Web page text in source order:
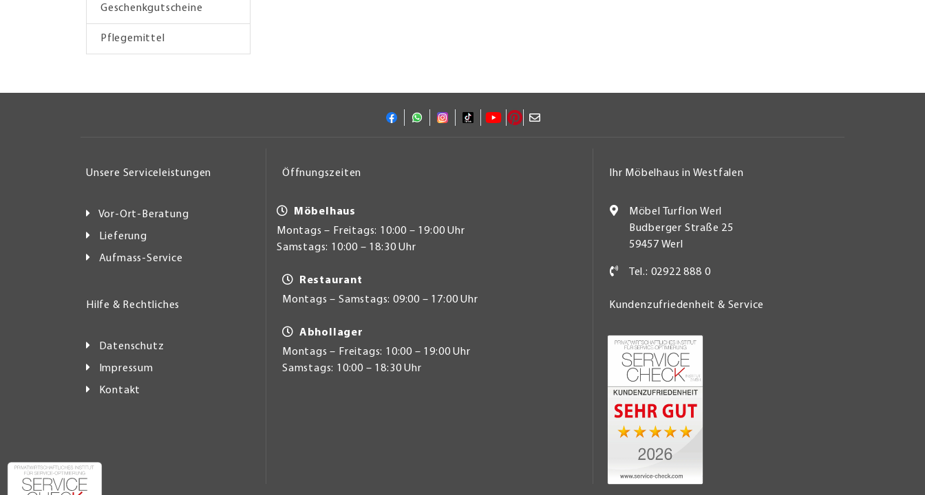
Geschenkgutscheine
Pflegemittel
Unsere Serviceleistungen
Vor-Ort-Beratung
Lieferung
Aufmass-Service
Hilfe & Rechtliches
Datenschutz
Impressum
Kontakt
Öffnungszeiten
Möbelhaus
Montags – Freitags: 10:00 – 19:00 Uhr
Samstags: 10:00 – 18:30 Uhr
Restaurant
Montags – Samstags: 09:00 – 17:00 Uhr
Abhollager
Montags – Freitags: 10:00 – 19:00 Uhr
Samstags: 10:00 – 18:30 Uhr
Ihr Möbelhaus in Westfalen
Möbel Turflon Werl
Budberger Straße 25
59457 Werl
Tel.: 02922 888 0
Kundenzufriedenheit & Service